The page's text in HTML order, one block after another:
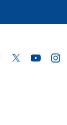
Facebook
Twitter YouTube